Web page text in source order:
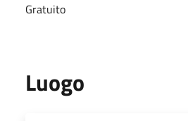
Gratuito
Luogo